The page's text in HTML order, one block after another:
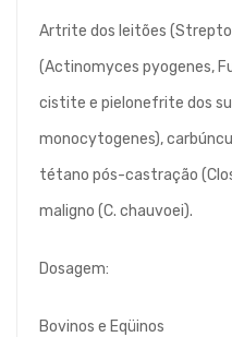
Artrite dos leitões
(Actinomyces pyogenes,
cistite e pielonefrite dos
monocytogenes),
tétano pós-castração
maligno (C. chauvoei).
Dosagem:
Bovinos e Eqüinos